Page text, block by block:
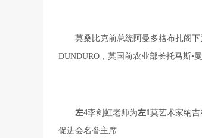
莫桑比克前总统阿曼多格布扎阁
DUNDURO，莫国前农业部长托马斯•
左4李剑虹老师为左1莫艺术家纳吉
促进会名誉主席